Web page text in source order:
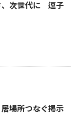
次世代に 逗子
場所つなぐ掲示